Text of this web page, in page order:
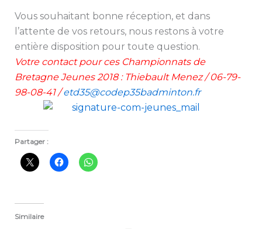
Vous souhaitant bonne réception, et dans
l’attente de vos retours, nous restons à votre
entière disposition pour toute question.
Votre contact pour ces Championnats de
Bretagne Jeunes 2018 : Thiebault Menez / 06-79-
98-08-41 /etd35@codep35badminton.fr
Partager :
Similaire